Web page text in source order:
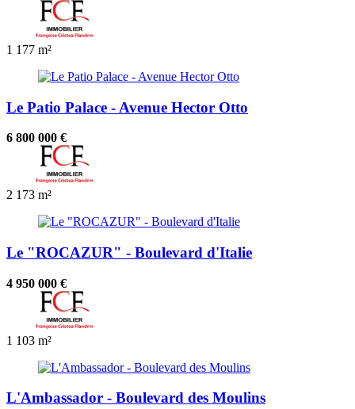
1 177 m²
Le Patio Palace - Avenue Hector Otto
6 800 000 €
2 173 m²
Le "ROCAZUR" - Boulevard d'Italie
4 950 000 €
1 103 m²
L'Ambassador - Boulevard des Moulins